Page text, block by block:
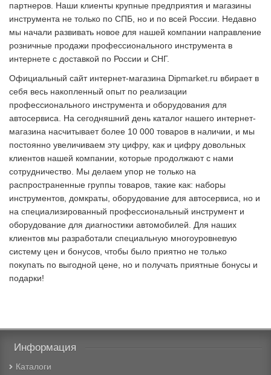
партнеров. Наши клиенты крупные предприятия и магазины
инструмента не только по СПБ, но и по всей России. Недавно
мы начали развивать новое для нашей компании направление
розничные продажи профессионального инструмента в
интернете с доставкой по России и СНГ.
Официальный сайт интернет-магазина Dipmarket.ru вбирает в
себя весь накопленный опыт по реализации
профессионального инструмента и оборудования для
автосервиса. На сегодняшний день каталог нашего интернет-
магазина насчитывает более 10 000 товаров в наличии, и мы
постоянно увеличиваем эту цифру, как и цифру довольных
клиентов нашей компании, которые продолжают с нами
сотрудничество. Мы делаем упор не только на
распространенные группы товаров, такие как: наборы
инструментов, домкраты, оборудование для автосервиса, но и
на специализированный профессиональный инструмент и
оборудование для диагностики автомобилей. Для наших
клиентов мы разработали специальную многоуровневую
систему цен и бонусов, чтобы было приятно не только
покупать по выгодной цене, но и получать приятные бонусы и
подарки!
Информация
Каталоги